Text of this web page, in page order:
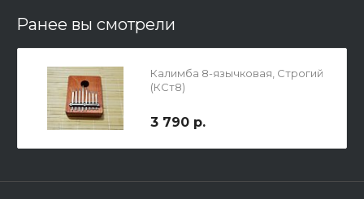
Ранее вы смотрели
Калимба 8-язычковая, Строгий
(КСт8)
3 790 р.